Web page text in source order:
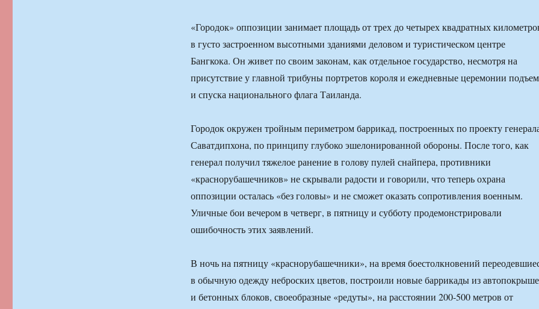
«Городок» оппозиции занимает площадь от трех до четырех квадратных
в густо застроенном высотными зданиями деловом и туристическом центре
Бангкока. Он живет по своим законам, как отдельное государство, несмотря на
присутствие у главной трибуны портретов короля и ежедневные церемонии
и спуска национального флага Таиланда.
Городок окружен тройным периметром баррикад, построенных по проекту
Саватдипхона, по принципу глубоко эшелонированной обороны. После того, как
генерал получил тяжелое ранение в голову пулей снайпера, противники
«краснорубашечников» не скрывали радости и говорили, что теперь охрана
оппозиции осталась «без головы» и не сможет оказать сопротивления военным.
Уличные бои вечером в четверг, в пятницу и субботу продемонстрировали
ошибочность этих заявлений.
В ночь на пятницу «краснорубашечники», на время боестолкновений
в обычную одежду неброских цветов, построили новые баррикады из
и бетонных блоков, своеобразные «редуты», на расстоянии 200-500 метров от